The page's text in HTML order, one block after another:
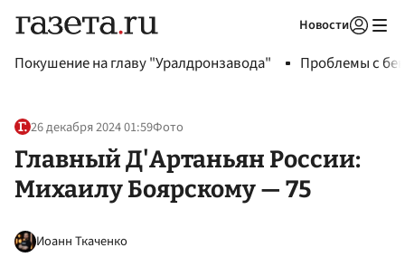
Новости
Покушение на главу "Уралдронзавода" Проблемы с
26 декабря 2024 01:59Фото
Главный Д'Артаньян России:
Михаилу Боярскому — 75
Иоанн Ткаченко